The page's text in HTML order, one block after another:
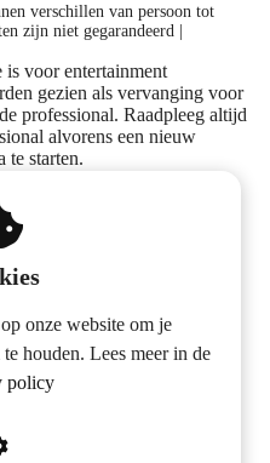
verschillen van persoon tot
zijn niet gegarandeerd |
voor entertainment
gezien als vervanging voor
professional. Raadpleeg altijd
alvorens een nieuw
te starten.
social media
onze website om je
houden. Lees meer in de
policy